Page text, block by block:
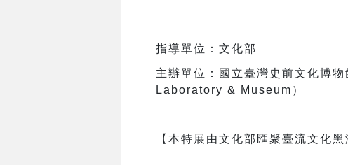
指導單位：文化部
主辦單位：國立臺灣史前文化博
Laboratory & Museum）
【本特展由文化部匯聚臺流文化黑